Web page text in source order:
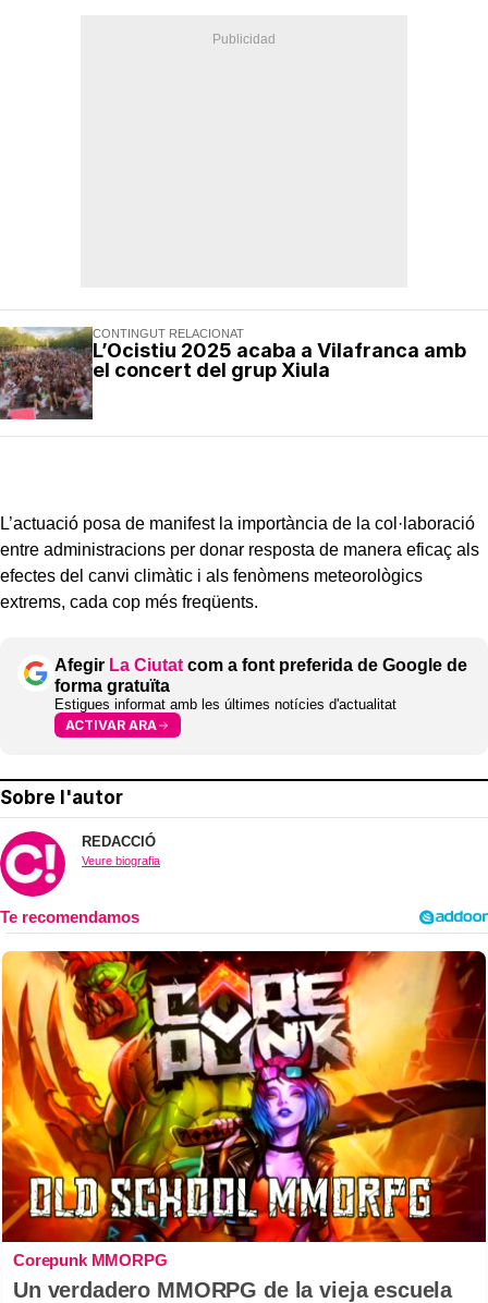
CONTINGUT RELACIONAT
L’Ocistiu 2025 acaba a Vilafranca amb
el concert del grup Xiula
L’actuació posa de manifest la importància de la col·laboració
entre administracions per donar resposta de manera eficaç als
efectes del canvi climàtic i als fenòmens meteorològics
extrems, cada cop més freqüents.
Afegir La Ciutatcom a font preferida de Google de
forma gratuïta
Estigues informat amb les últimes notícies d'actualitat
ACTIVAR ARA
Sobre l'autor
REDACCIÓ
Veure biografia
Corepunk MMORPG
Un verdadero MMORPG de la vieja escuela